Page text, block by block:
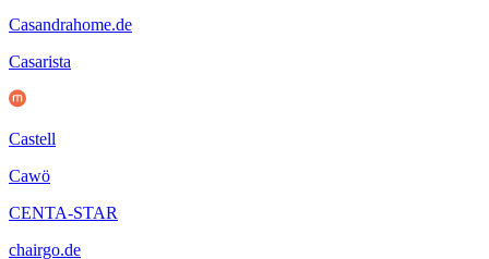
Casandrahome.de
Casarista
Castell
Cawö
CENTA-STAR
chairgo.de